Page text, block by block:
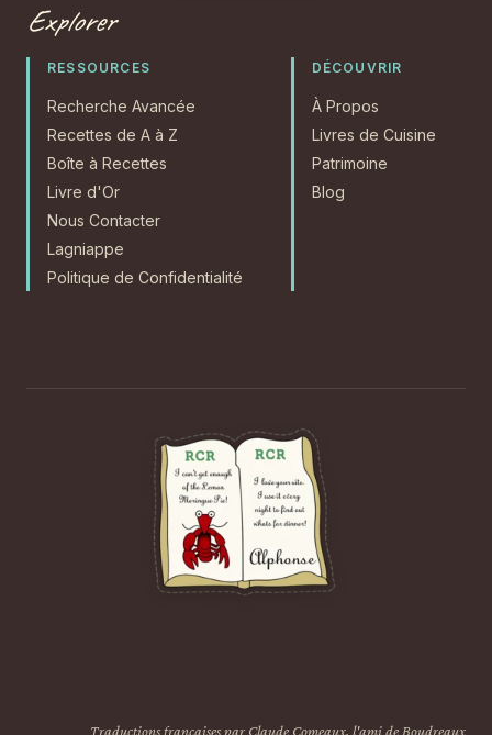
Explorer
RESSOURCES
Recherche Avancée
Recettes de A à Z
Boîte à Recettes
Livre d'Or
Nous Contacter
Lagniappe
Politique de Confidentialité
DÉCOUVRIR
À Propos
Livres de Cuisine
Patrimoine
Blog
Traductions françaises par Claude Comeaux, l'ami de Boudreaux